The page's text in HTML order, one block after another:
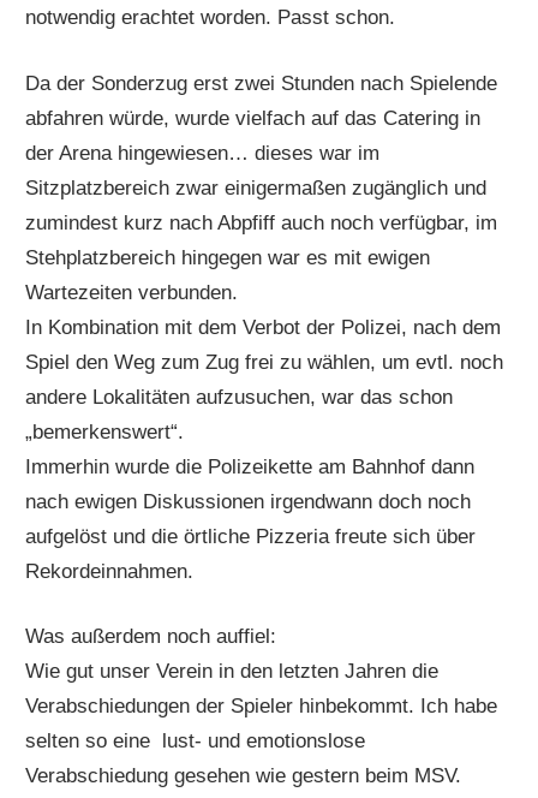
notwendig erachtet worden. Passt schon.
Da der Sonderzug erst zwei Stunden nach Spielende
abfahren würde, wurde vielfach auf das Catering in
der Arena hingewiesen… dieses war im
Sitzplatzbereich zwar einigermaßen zugänglich und
zumindest kurz nach Abpfiff auch noch verfügbar, im
Stehplatzbereich hingegen war es mit ewigen
Wartezeiten verbunden.
In Kombination mit dem Verbot der Polizei, nach dem
Spiel den Weg zum Zug frei zu wählen, um evtl. noch
andere Lokalitäten aufzusuchen, war das schon
„bemerkenswert“.
Immerhin wurde die Polizeikette am Bahnhof dann
nach ewigen Diskussionen irgendwann doch noch
aufgelöst und die örtliche Pizzeria freute sich über
Rekordeinnahmen.
Was außerdem noch auffiel:
Wie gut unser Verein in den letzten Jahren die
Verabschiedungen der Spieler hinbekommt. Ich habe
selten so eine lust- und emotionslose
Verabschiedung gesehen wie gestern beim MSV.